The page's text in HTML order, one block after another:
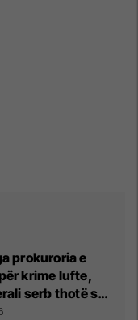
prokuroria e
krime lufte,
serb thotë se
në